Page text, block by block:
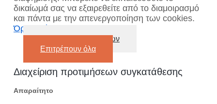
δικαίωμά σας να εξαιρεθείτε από το διαμοιρασμό
και πάντα με την απενεργοποίηση των cookies.
Όροι χρήσης
Απενεργοποίηση όλων
Επιτρέπουν όλα
Διαχείριση προτιμήσεων συγκατάθεσης
Απαραίτητο